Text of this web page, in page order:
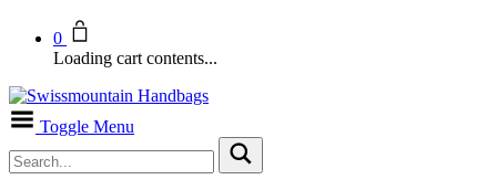
0
Loading cart contents...
Toggle Menu